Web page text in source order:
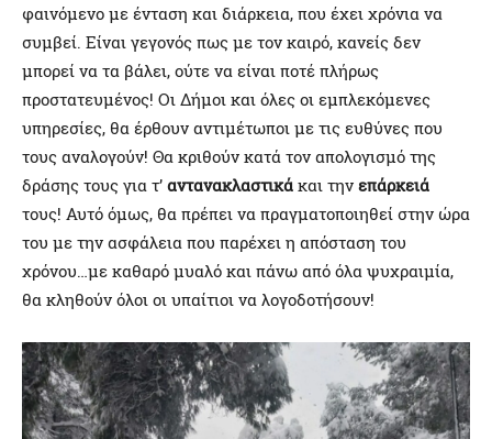
φαινόμενο με ένταση και διάρκεια, που έχει χρόνια να
συμβεί. Είναι γεγονός πως με τον καιρό, κανείς δεν
μπορεί να τα βάλει, ούτε να είναι ποτέ πλήρως
προστατευμένος! Οι Δήμοι και όλες οι εμπλεκόμενες
υπηρεσίες, θα έρθουν αντιμέτωποι με τις ευθύνες που
τους αναλογούν! Θα κριθούν κατά τον απολογισμό της
δράσης τους για τ’ αντανακλαστικά και την επάρκειά
τους! Αυτό όμως, θα πρέπει να πραγματοποιηθεί στην ώρα
του με την ασφάλεια που παρέχει η απόσταση του
χρόνου…με καθαρό μυαλό και πάνω από όλα ψυχραιμία,
θα κληθούν όλοι οι υπαίτιοι να λογοδοτήσουν!